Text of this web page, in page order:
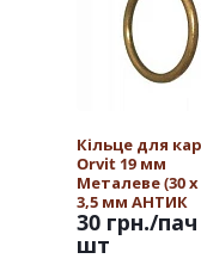
Кільце для
Orvit 19 мм
Металеве (30 х
3,5 мм АНТИК
30 грн./пач
шт